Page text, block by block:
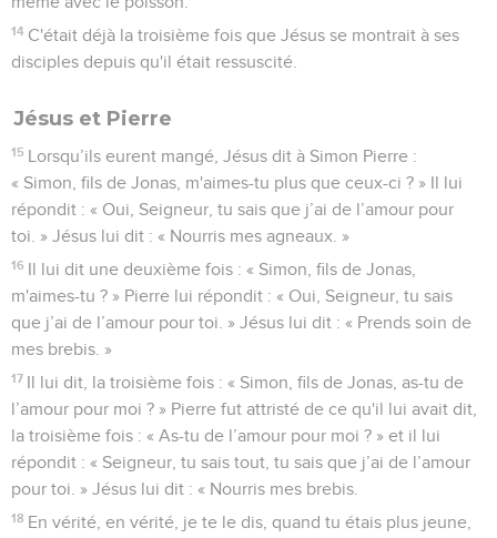
14 C'était déjà la troisième fois que Jésus se montrait à ses
disciples depuis qu'il était ressuscité.
Jésus et Pierre
15 Lorsqu’ils eurent mangé, Jésus dit à Simon Pierre :
« Simon, fils de Jonas, m'aimes-tu plus que ceux-ci ? » Il lui
répondit : « Oui, Seigneur, tu sais que j’ai de l’amour pour
toi. » Jésus lui dit : « Nourris mes agneaux. »
16 Il lui dit une deuxième fois : « Simon, fils de Jonas,
m'aimes-tu ? » Pierre lui répondit : « Oui, Seigneur, tu sais
que j’ai de l’amour pour toi. » Jésus lui dit : « Prends soin de
mes brebis. »
17 Il lui dit, la troisième fois : « Simon, fils de Jonas, as-tu de
l’amour pour moi ? » Pierre fut attristé de ce qu'il lui avait dit,
la troisième fois : « As-tu de l’amour pour moi ? » et il lui
répondit : « Seigneur, tu sais tout, tu sais que j’ai de l’amour
pour toi. » Jésus lui dit : « Nourris mes brebis.
18 En vérité, en vérité, je te le dis, quand tu étais plus jeune,